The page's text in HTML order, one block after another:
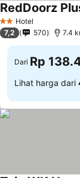
2 Bintang
Hotel
RedDoorz
7,2 570 7.4
Dari Rp
Lihat harga dari